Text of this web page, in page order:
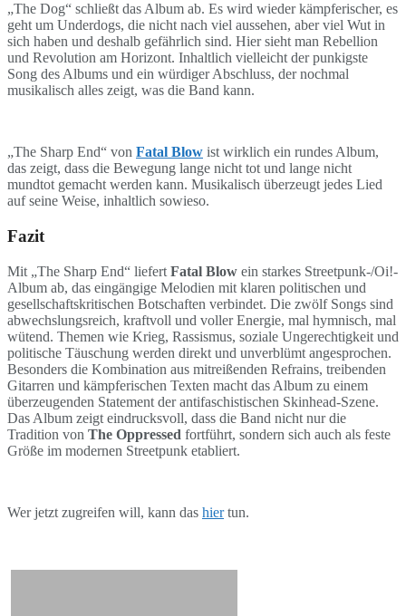
„The Dog“ schließt das Album ab. Es wird wieder kämpferischer, es
geht um Underdogs, die nicht nach viel aussehen, aber viel Wut in
sich haben und deshalb gefährlich sind. Hier sieht man Rebellion
und Revolution am Horizont. Inhaltlich vielleicht der punkigste
Song des Albums und ein würdiger Abschluss, der nochmal
musikalisch alles zeigt, was die Band kann.
„The Sharp End“ von Fatal Blow ist wirklich ein rundes Album,
das zeigt, dass die Bewegung lange nicht tot und lange nicht
mundtot gemacht werden kann. Musikalisch überzeugt jedes Lied
auf seine Weise, inhaltlich sowieso.
Fazit
Mit „The Sharp End“ liefert Fatal Blow ein starkes Streetpunk-/Oi!-
Album ab, das eingängige Melodien mit klaren politischen und
gesellschaftskritischen Botschaften verbindet. Die zwölf Songs sind
abwechslungsreich, kraftvoll und voller Energie, mal hymnisch, mal
wütend. Themen wie Krieg, Rassismus, soziale Ungerechtigkeit und
politische Täuschung werden direkt und unverblümt angesprochen.
Besonders die Kombination aus mitreißenden Refrains, treibenden
Gitarren und kämpferischen Texten macht das Album zu einem
überzeugenden Statement der antifaschistischen Skinhead-Szene.
Das Album zeigt eindrucksvoll, dass die Band nicht nur die
Tradition von The Oppressed fortführt, sondern sich auch als feste
Größe im modernen Streetpunk etabliert.
Wer jetzt zugreifen will, kann das hiertun.